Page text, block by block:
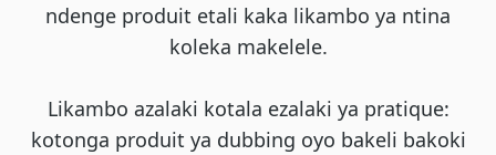
ndenge produit etali kaka likambo ya ntina
koleka makelele.
Likambo azalaki kotala ezalaki ya pratique:
kotonga produit ya dubbing oyo bakeli bakoki